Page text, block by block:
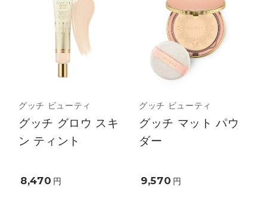
グッチ ビューティ
グッチ グロウ スキ
ン ティント
8,470 円
グッチ ビューティ
グッチ マット パウ
ダー
9,570 円